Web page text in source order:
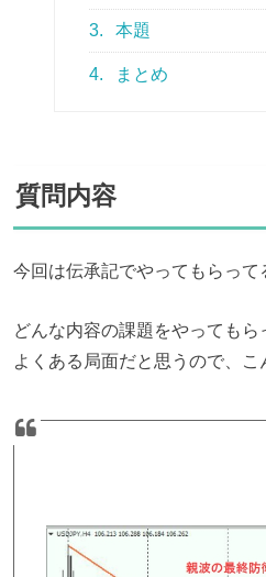
3. 本題
4. まとめ
質問内容
今回は伝承記でやってもらって
どんな内容の課題をやってもら
よくある局面だと思うので、